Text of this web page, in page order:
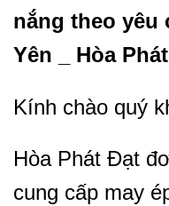
nắng theo yêu
Yên
_ Hòa
Kính chào quý
Hòa Phát Đạt
cung cấp may